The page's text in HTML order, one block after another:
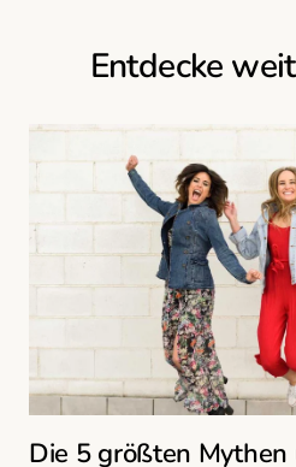
Entdecke
Die 5 größten Mythen